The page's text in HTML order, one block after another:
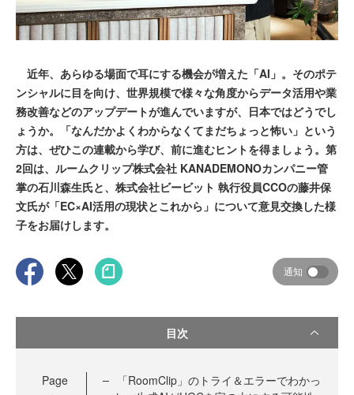
近年、あらゆる場面で耳にする機会が増えた「AI」。そのポテ
ンシャルに目を向け、世界規模で様々な角度からデータ活用や業
務改善などのアップデートが進んでいますが、日本ではどうでし
ょうか。「なんだかよくわからなくてまだちょっと怖い」という
方は、ぜひこの連載から学び、前に進むヒントを得ましょう。第
2回は、ルームクリップ株式会社 KANADEMONOカンパニー管
掌の石川森生氏と、株式会社ビービット 執行役員CCOの藤井保
文氏が「EC×AI活用の現状とこれから」について意見交換した様
子をお届けします。
通知
目次
Page
「RoomClip」のトライ＆エラーでわかっ